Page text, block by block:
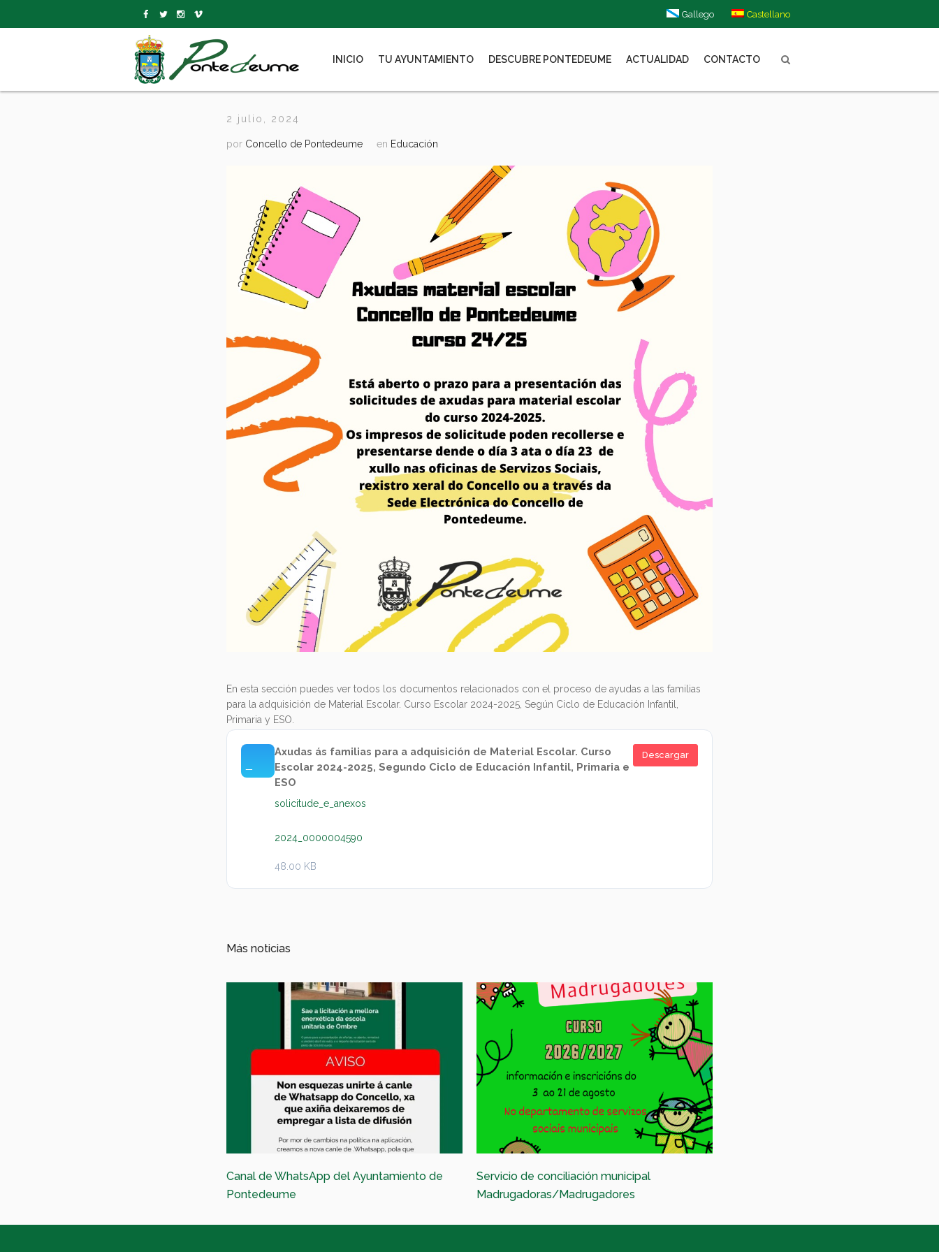
Gallego Castellano
INICIO TU AYUNTAMIENTO DESCUBRE PONTEDEUME ACTUALIDAD CONTACTO
2 julio, 2024
por Concello de Pontedeume en Educación
En esta sección puedes ver todos los documentos relacionados con el proceso de ayudas a las familias
para la adquisición de Material Escolar. Curso Escolar 2024-2025, Según Ciclo de Educación Infantil,
Primaria y ESO.
Axudas ás familias para a adquisición de Material Escolar. Curso
Escolar 2024-2025, Segundo Ciclo de Educación Infantil, Primaria e
ESO
solicitude_e_anexos
2024_0000004590
48.00 KB
Descargar
Más noticias
Canal de WhatsApp del Ayuntamiento de
Pontedeume
Servicio de conciliación municipal
Madrugadoras/Madrugadores